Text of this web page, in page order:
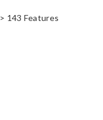
> 143 Features